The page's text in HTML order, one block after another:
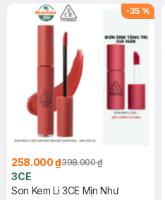
1.5g (SL có hạn)
-35 %
258.000 ₫398.000 ₫
3CE
Son Kem Lì 3CE Mịn Như